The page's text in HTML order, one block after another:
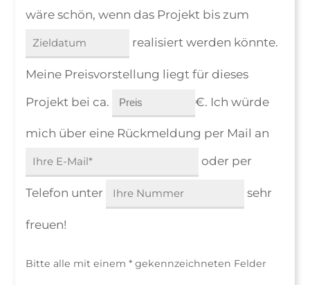
wäre schön, wenn das Projekt bis zum
realisiert werden könnte.
Meine Preisvorstellung liegt für dieses
Projekt bei ca.
€. Ich würde
mich über eine Rückmeldung per Mail an
oder per
Telefon unter sehr
freuen!
Bitte alle mit einem * gekennzeichneten Felder